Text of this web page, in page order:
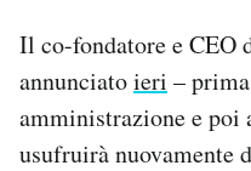
AREA PERSONALE
Il co-fondatore e CEO
annunciatoieri –
amministrazione e poi
usufruirà nuovamente